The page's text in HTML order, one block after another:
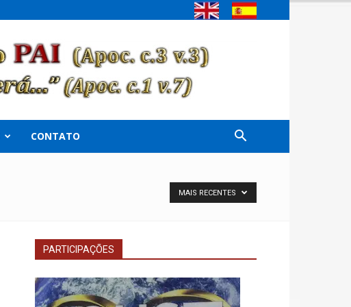
CONTATO
MAIS RECENTES
PARTICIPAÇÕES